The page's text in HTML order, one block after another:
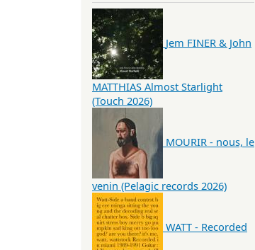
Jem FINER & John
MATTHIAS Almost Starlight
(Touch 2026)
MOURIR - nous, le
venin (Pelagic records 2026)
WATT - Recorded